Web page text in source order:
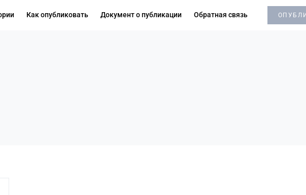
Как опубликовать Документ о публикации Обратная связь